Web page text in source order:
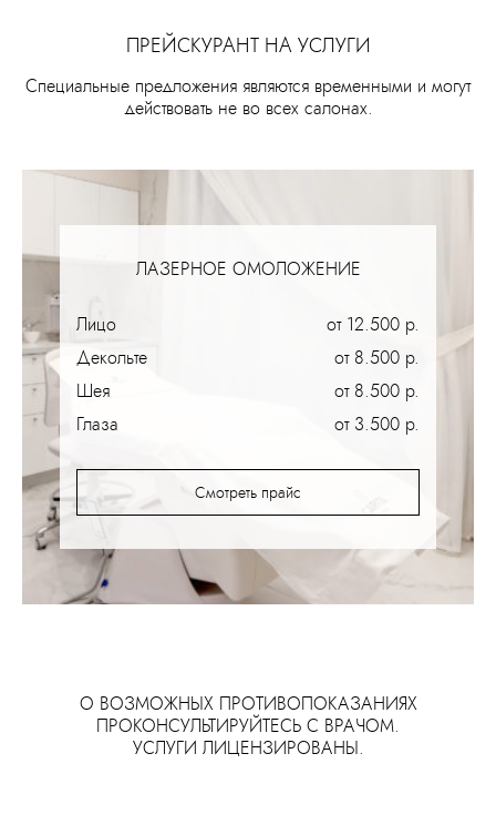
ПРЕЙСКУРАНТ НА УСЛУГИ
Специальные предложения являются временными и могут
действовать не во всех салонах.
ЛАЗЕРНОЕ ОМОЛОЖЕНИЕ
Лицо
от 12.500 р.
Декольте
от 8.500 р.
Шея
от 8.500 р.
Глаза
от 3.500 р.
Смотреть прайс
О ВОЗМОЖНЫХ ПРОТИВОПОКАЗАНИЯХ
ПРОКОНСУЛЬТИРУЙТЕСЬ С ВРАЧОМ.
УСЛУГИ ЛИЦЕНЗИРОВАНЫ.